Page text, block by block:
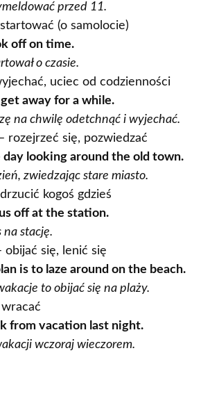
przed 11.
(o samolocie)
off on time.
o czasie.
uciec od codzienności
get away for a while.
na chwilę odetchnąć i wyjechać.
rozejrzeć się, pozwiedzać
looking around the old town.
zwiedzając stare miasto.
kogoś gdzieś
off at the station.
na stację.
obijać się, lenić się
is to laze around on the beach.
to obijać się na plaży.
from vacation last night.
wczoraj wieczorem.